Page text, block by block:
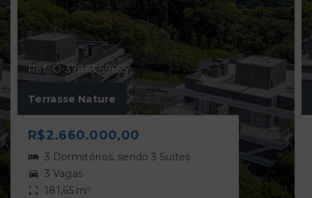
Ref.: O-37863-59655
Terrasse Nature
R$2.660.000,00
3 Dormitórios, sendo 3 Suítes
3 Vagas
181,65 m²